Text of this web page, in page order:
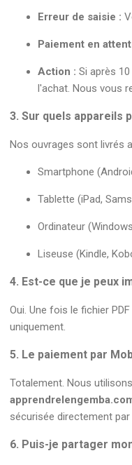
Erreur de saisie :
Paiement en
Action : Si après
l'achat. Nous vous
3. Sur quels appareils
Nos ouvrages sont livrés
Smartphone
Tablette (iPad,
Ordinateur
Liseuse (Kindle,
4. Est-ce que je peux
Oui. Une fois le fichier
uniquement.
5. Le paiement par
Totalement. Nous utilisons
sécurisée directement
6. Puis-je partager